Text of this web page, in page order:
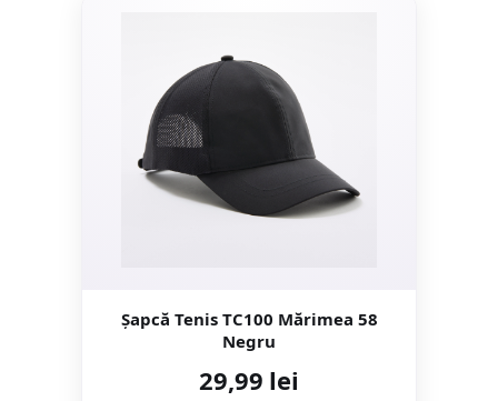
Șapcă Tenis TC100 Mărimea 58
Negru
29,99 lei